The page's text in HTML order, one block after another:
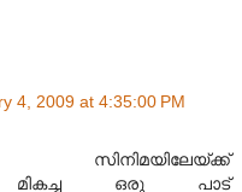
4, 2009 at 4:35:00 PM
മികച്ച ഒരു പാട്